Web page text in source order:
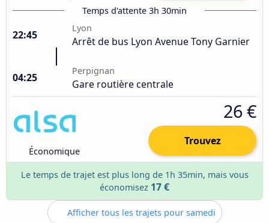
Temps d'attente 3h 30min
22:45
Lyon
Arrêt de bus Lyon Avenue Tony Garnier
04:25
Perpignan
Gare routière centrale
Économique
26 €
Trouvez
Le temps de trajet est plus long de 1h 35min, mais vous
économisez 17 €
Afficher tous les trajets pour samedi